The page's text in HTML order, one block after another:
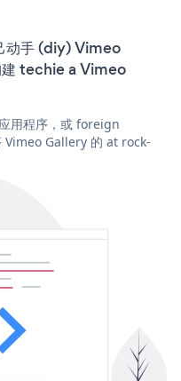
动手 (diy) Vimeo
techie a Vimeo
用程序，或 foreign
Gallery 的 at rock-